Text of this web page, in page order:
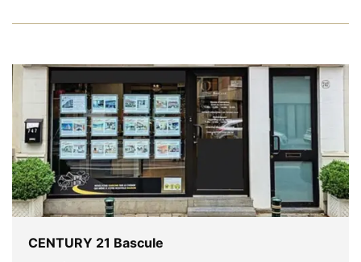
CENTURY 21 Bascule